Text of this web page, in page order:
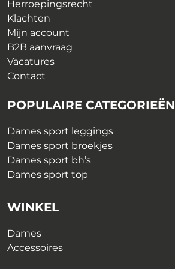
Herroepingsrecht
Klachten
Mijn account
B2B aanvraag
Vacatures
Contact
POPULAIRE CATEGORIEËN
Dames sport leggings
Dames sport broekjes
Dames sport bh’s
Dames sport top
WINKEL
Dames
Accessoires